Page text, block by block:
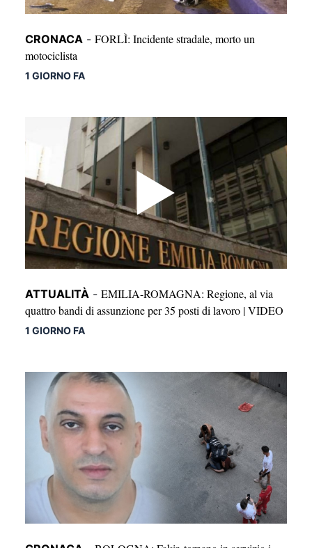
CRONACA - FORLÌ: Incidente stradale, morto un
motociclista
1 GIORNO FA
ATTUALITÀ - EMILIA-ROMAGNA: Regione, al via
quattro bandi di assunzione per 35 posti di lavoro | VIDEO
1 GIORNO FA